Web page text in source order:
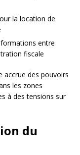
la location de
entre
fiscale
accrue des pouvoirs
les zones
à des tensions sur
du